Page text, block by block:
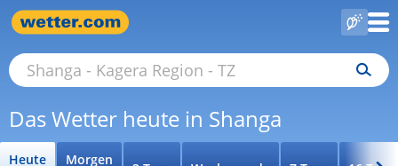
Das Wetter heute in Shanga
Heute
Morgen